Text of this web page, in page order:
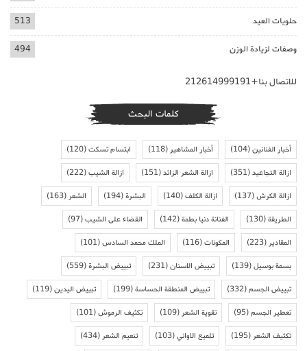
حلويات العيد 513
وصفات لزيادة الوزن 494
للاتصال بنا+212614999191
كلمات البحث
أخبار الفنانين(104) أخبار المشاهير(118) ابتسام تسكت(120)
ازالة التجاعيد(351) ازالة الشعر الزائد(151) ازالة الشيب(222)
ازالة الكرش(137) ازالة الكلف(140) البشرة(194) الشعر(163)
الطريقة(130) الفنانة دنيا بطمة(142) القضاء على الشيب(97)
المقادير(223) المكونات(116) الملك محمد السادس(101)
بسمة بوسيل(139) تبييض الاسنان(231) تبييض البشرة(559)
تبييض الجسم(332) تبييض المنطقة الحساسة(199) تبييض اليدين(119)
تعطير الجسم(95) تقوية الشعر(109) تكثيف الرموش(101)
تكثيف الشعر(195) تلميع الاواني(103) تنعيم الشعر(434)